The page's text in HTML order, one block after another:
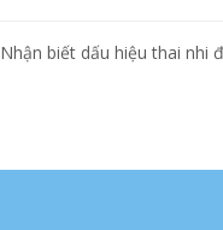
Nhận biết dấu hiệu thai nhi